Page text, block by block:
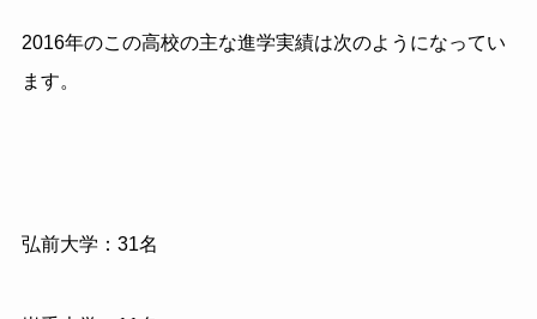
2016年のこの高校の主な進学実績は次のようになってい
ます。
弘前大学：31名